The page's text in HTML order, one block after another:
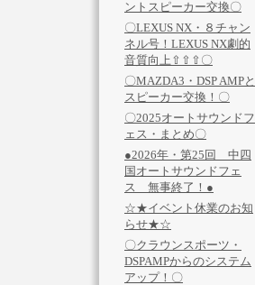
ントスピーカー交換〇
〇LEXUS NX・８チャン
ネル号！LEXUS NX劇的
音質向上⇧⇧⇧〇
〇MAZDA3・DSP AMPと
スピーカー交換！〇
〇2025オートサウンドフ
ェス・まとめ〇
●2026年・第25回 中四
国オートサウンドフェ
ス 無事終了！●
☆★イベント休業のお知
らせ★☆
〇クラウンスポーツ・
DSPAMPからのシステム
アップ！〇